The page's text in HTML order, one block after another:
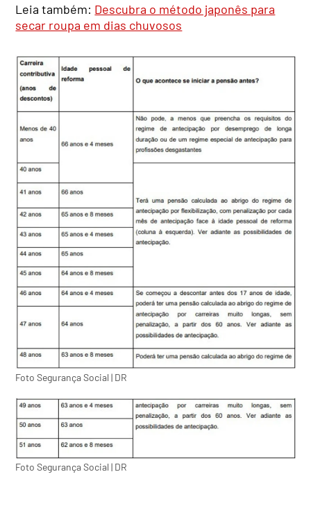
Leia também: Descubra o método japonês para
secar roupa em dias chuvosos
Foto Segurança Social | DR
Foto Segurança Social | DR